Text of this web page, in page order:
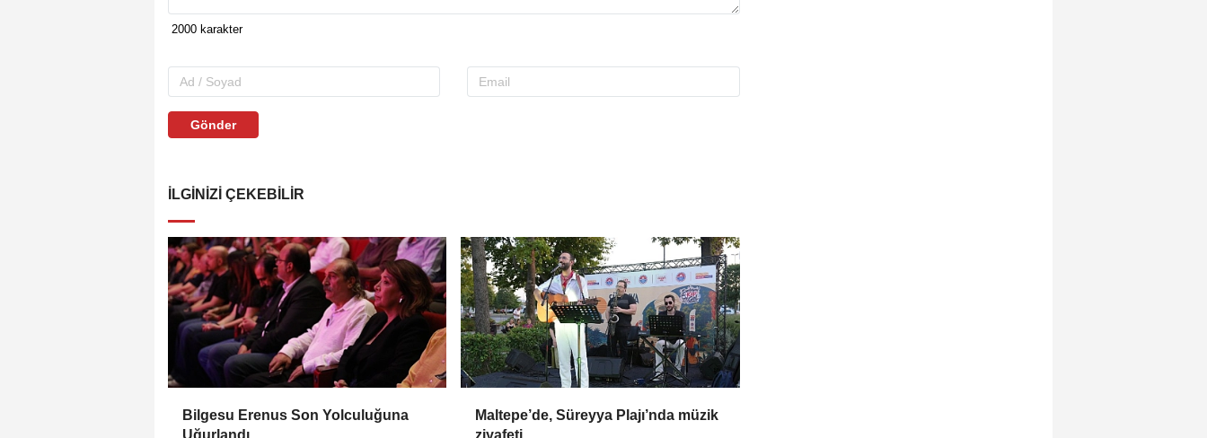
Gönder
İLGINIZI ÇEKEBILIR
Bilgesu Erenus Son Yolculuğuna
Maltepe’de, Süreyya Plajı’nda müzik